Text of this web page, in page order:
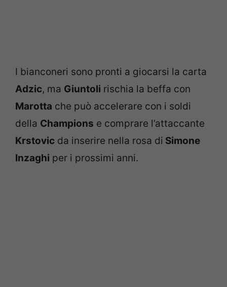
I bianconeri sono pronti a giocarsi la carta
Adzic, ma Giuntoli rischia la beffa con
Marotta che può accelerare con i soldi
della Champions e comprare l’attaccante
Krstovic da inserire nella rosa di Simone
Inzaghi per i prossimi anni.